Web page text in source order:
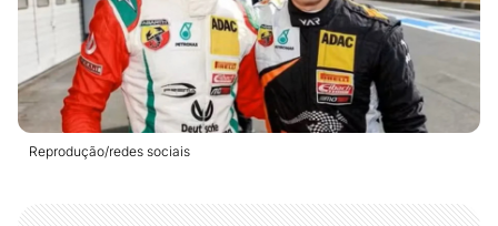
Reprodução/redes sociais